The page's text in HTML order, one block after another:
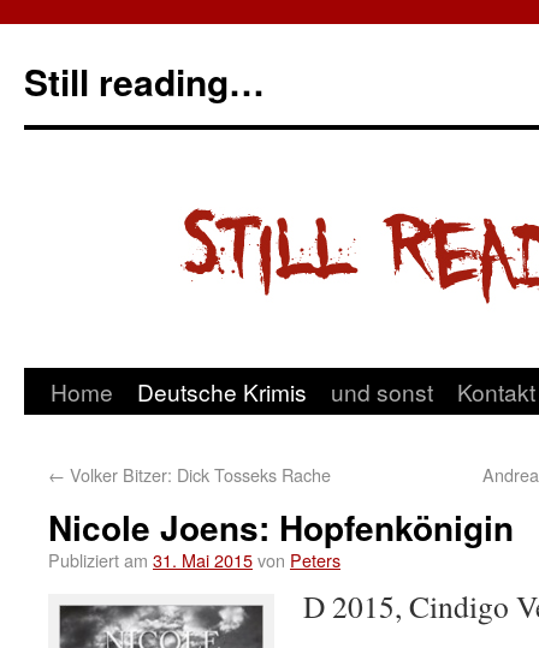
Still reading…
Home Deutsche Krimis und sonst Kontakt
← Volker Bitzer: Dick Tosseks Rache
Nicole Joens: Hopfenkönigin
Publiziert am 31. Mai 2015von Peters
D 2015, Cindigo